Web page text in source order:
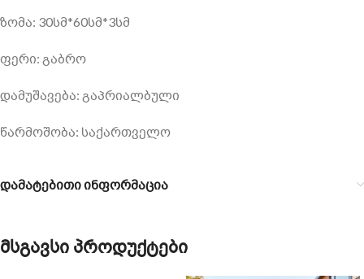
ზომა: 30სმ*60სმ*3სმ
ფერი: გაბრო
დამუშავება: გაპრიალბული
წარმოშობა: საქართველო
დამატებითი ინფორმაცია
მსგავსი პროდუქტები